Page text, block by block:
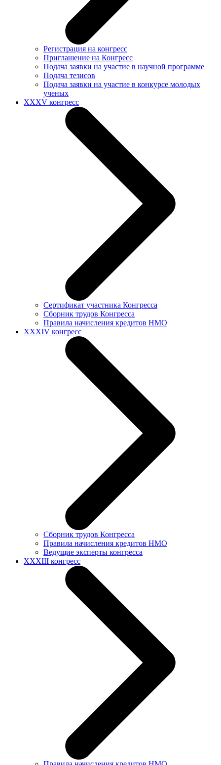
Регистрация на конгресс
Приглашение на Конгресс
Подача заявки на участие в научной программе
Подача тезисов
Подача заявки на участие в конкурсе молодых
ученых
XXXV конгресс
Сертификат участника Конгресса
Сборник трудов Конгресса
Правила начисления кредитов НМО
XXXIV конгресс
Сборник трудов Конгресса
Правила начисления кредитов НМО
Ведущие эксперты конгресса
XXXIII конгресс